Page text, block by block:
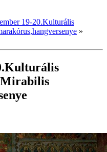
19-20.Kulturális
»
Mirabilis